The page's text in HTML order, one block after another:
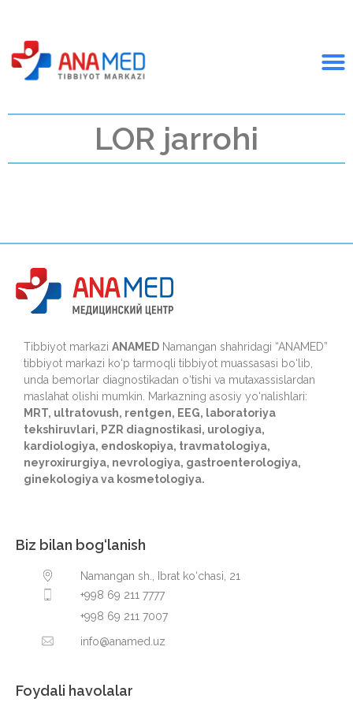
LOR jarrohi
Tibbiyot markazi ANAMED Namangan shahridagi “ANAMED”
tibbiyot markazi ko‘p tarmoqli tibbiyot muassasasi bo‘lib,
unda bemorlar diagnostikadan o‘tishi va mutaxassislardan
maslahat olishi mumkin. Markazning asosiy yo‘nalishlari:
MRT, ultratovush, rentgen, EEG, laboratoriya
tekshiruvlari, PZR diagnostikasi, urologiya,
kardiologiya, endoskopiya, travmatologiya,
neyroxirurgiya, nevrologiya, gastroenterologiya,
ginekologiya va kosmetologiya.
Biz bilan bog‘lanish
Namangan sh., Ibrat ko‘chasi, 21
+998 69 211 7777
+998 69 211 7007
info@anamed.uz
Foydali havolalar